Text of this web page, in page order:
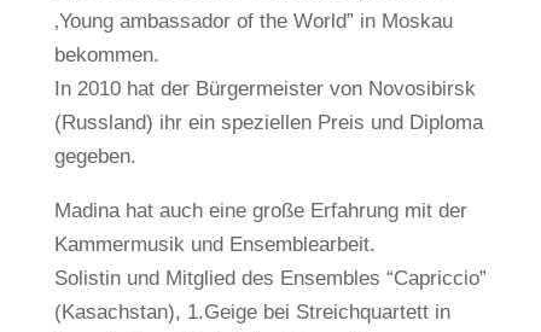
‚Young ambassador of the World” in Moskau
bekommen.
In 2010 hat der Bürgermeister von Novosibirsk
(Russland) ihr ein speziellen Preis und Diploma
gegeben.
Madina hat auch eine große Erfahrung mit der
Kammermusik und Ensemblearbeit.
Solistin und Mitglied des Ensembles “Capriccio”
(Kasachstan), 1.Geige bei Streichquartett in